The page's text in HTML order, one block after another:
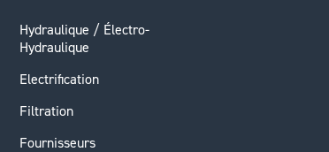
Hydraulique / Électro-
Hydraulique
Electrification
Filtration
Fournisseurs